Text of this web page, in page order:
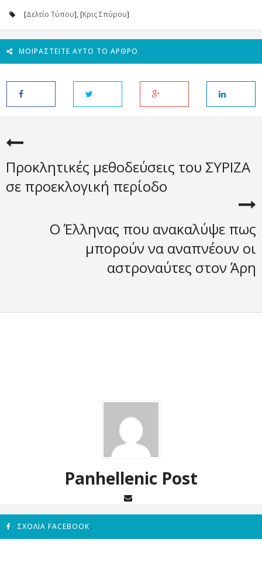
[Δελτίο Τύπου], [Κρις Σπύρου]
ΜΟΙΡΑΣΤΕΊΤΕ ΑΥΤΌ ΤΟ ΆΡΘΡΟ
Προκλητικές μεθοδεύσεις του ΣΥΡΙΖΑ
σε προεκλογική περίοδο
Ο Έλληνας που ανακαλύψε πως
μπορούν να αναπνέουν οι
αστροναύτες στον Άρη
Panhellenic Post
ΣΧΌΛΙΑ FACEBOOK